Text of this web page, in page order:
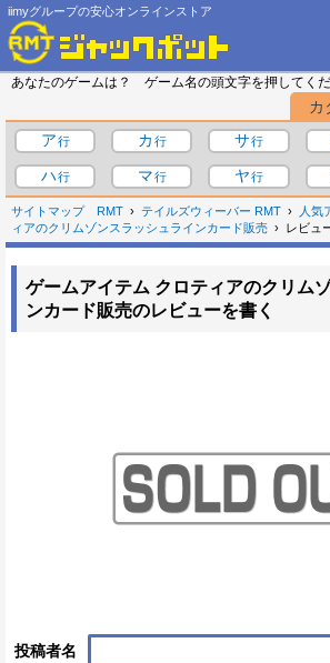
iimyグループの安心オンラインストア
あなたのゲームは？ ゲーム名の頭文字を押してくだ
カ
ア
カ サ
ハ
マ ヤ
サイトマップ RMT テイルズウィーバー RMT 人気
ィアのクリムゾンスラッシュラインカード販売
レビュ
ゲームアイテム クロティアのクリム
ンカード販売のレビューを書く
投稿者名